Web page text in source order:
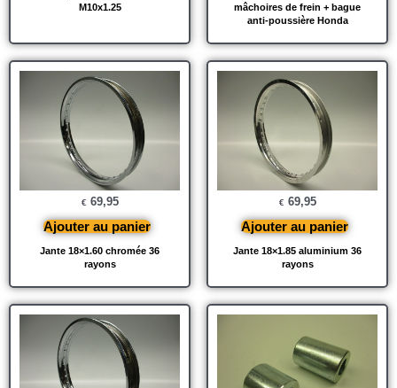
M10x1.25
mâchoires de frein + bague
anti-poussière Honda
Jante 18×1.60 chromée 36
rayons
€ 69,95
Ajouter au panier
Jante 18×1.85 aluminium 36
rayons
€ 69,95
Ajouter au panier